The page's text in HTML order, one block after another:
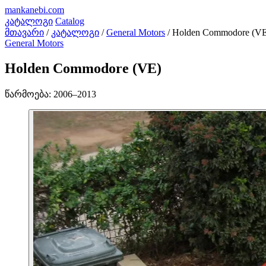
mankanebi.com
კატალოგი Catalog
მთავარი / კატალოგი / General Motors / Holden Commodore
General Motors
Holden Commodore (VE)
წარმოება: 2006–2013